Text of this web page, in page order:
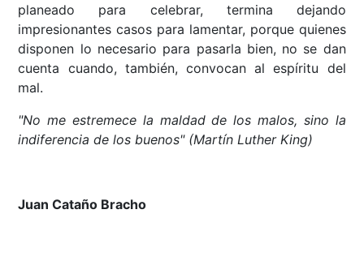
planeado para celebrar, termina dejando
impresionantes casos para lamentar, porque quienes
disponen lo necesario para pasarla bien, no se dan
cuenta cuando, también, convocan al espíritu del
mal.
"No me estremece la maldad de los malos, sino la
indiferencia de los buenos" (Martín Luther King)
Juan Cataño Bracho